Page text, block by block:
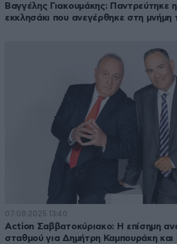
Βαγγέλης Γιακουμάκης: Παντρεύτηκε
εκκλησάκι που ανεγέρθηκε στη μνήμη
07·08·2025 13:40
Action Σαββατοκύριακο: Η επίσημη
σταθμού για Δημήτρη Καμπουράκη και